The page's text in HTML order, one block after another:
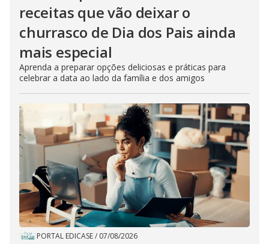
receitas que vão deixar o
churrasco de Dia dos Pais ainda
mais especial
Aprenda a preparar opções deliciosas e práticas para
celebrar a data ao lado da família e dos amigos
PORTAL EDICASE/ 07/08/2026